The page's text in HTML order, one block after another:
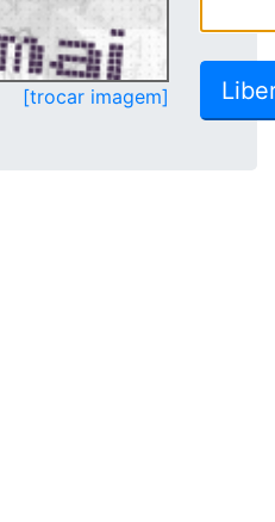
[trocar imagem]